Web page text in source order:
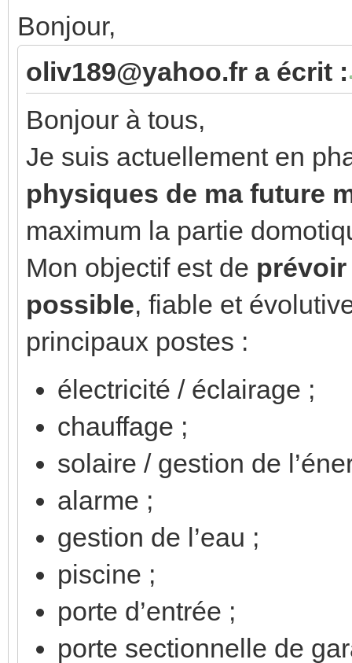
Bonjour,
oliv189@yahoo.fr a écrit :
Bonjour à tous,
Je suis actuellement en
physiques de ma future
maximum la partie
Mon objectif est de
possible, fiable et
principaux postes :
électricité / éclairage ;
chauffage ;
solaire / gestion de
alarme ;
gestion de l’eau ;
piscine ;
porte d’entrée ;
porte sectionnelle de